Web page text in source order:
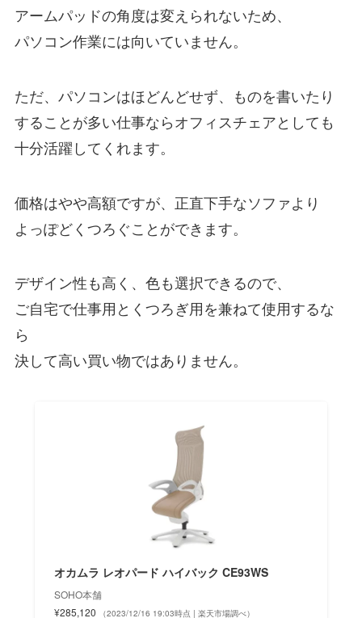
アームパッドの角度は変えられないため、
パソコン作業には向いていません。
ただ、パソコンはほどんどせず、ものを書いたり
することが多い仕事ならオフィスチェアとしても
十分活躍してくれます。
価格はやや高額ですが、正直下手なソファより
よっぽどくつろぐことができます。
デザイン性も高く、色も選択できるので、
ご自宅で仕事用とくつろぎ用を兼ねて使用するな
ら
決して高い買い物ではありません。
オカムラ レオパード ハイバック CE93WS
SOHO本舗
¥285,120
（2023/12/16 19:03時点 | 楽天市場調べ）